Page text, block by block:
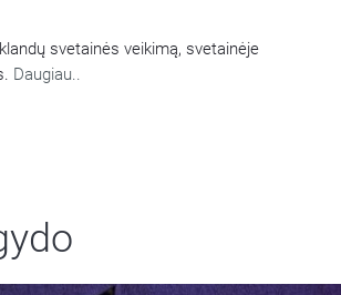
svetainės veikimą, svetainėje
Daugiau..